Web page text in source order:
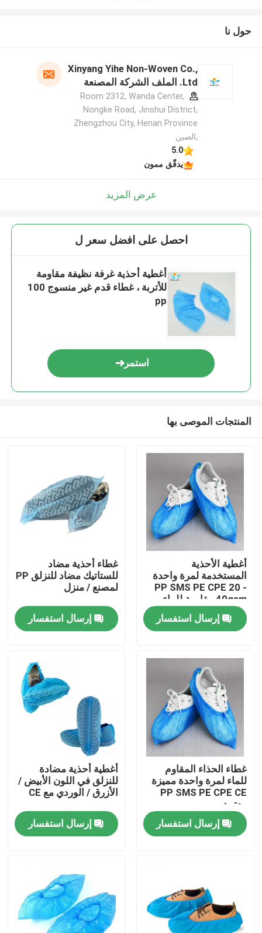
مسكن
منتجات
معلومات عنا
جولة في المعمل
مراقبة الجودة
اتصل بنا
اطلب اقتباس
بذلات واقية يمكن التخلص منها
معطف واقي يمكن التخلص منه
حول نا
Xinyang Yihe Non-Woven Co.,
Ltd. الملف الشركة المصنعة
Room 2312, Wanda Center,
Nongke Road, Jinshui District,
Zhengzhou City, Henan Province
,الصين
5.0
يدقّق ممون
عرض المزيد
احصل على افضل سعر ل
أغطية أحذية غرفة نظيفة مقاومة
للأتربة ، غطاء قدم غير منسوج 100
pp
استمر
المنتجات الموصى بها
أغطية الأحذية
المستخدمة لمرة واحدة
PP SMS PE CPE 20 -
40gsm مقاومة للماء
100pcs / كيس
إرسال استفسار
غطاء أحذية مضاد
للستاتيك مضاد للنزلق PP
لمصنع / منزل
إرسال استفسار
غطاء الحذاء المقاوم
للماء لمرة واحدة مميزة
PP SMS PE CPE CE
معتمد
إرسال استفسار
أغطية أحذية مضادة
للنزلق في اللون الأبيض /
الأزرق / الوردي مع CE
إرسال استفسار